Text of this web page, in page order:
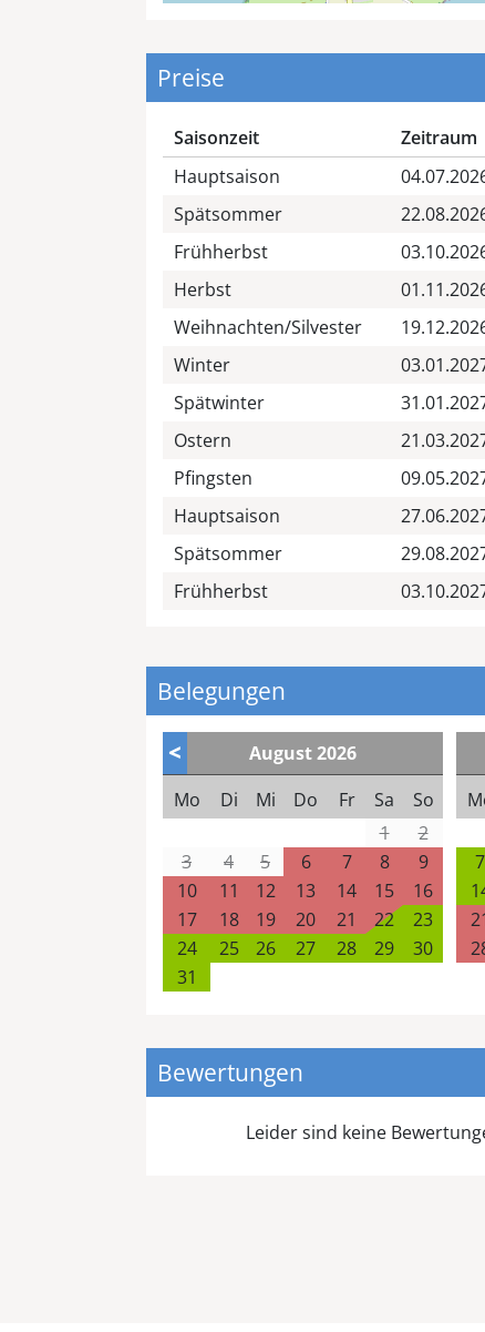
Preise
Saisonzeit Zeitraum
Hauptsaison
Spätsommer
Frühherbst
Herbst
Weihnachten/Silvester
Winter
Spätwinter
Ostern
Pfingsten
Hauptsaison
Spätsommer
Frühherbst
Belegungen
< August2026
Mo
Di Mi Do Fr Sa
So
1
2
3
4 5 6 7 8
9
10
11 12 13 14 15
16
17
18 19 20 21 22
23
24
25 26 27 28 29
30
31
7
Bewertungen
Leider sind keine